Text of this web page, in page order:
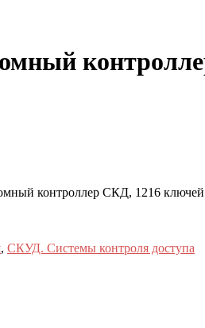
контроллер СКД, 1216 ключей
, СКУД. Системы контроля доступа